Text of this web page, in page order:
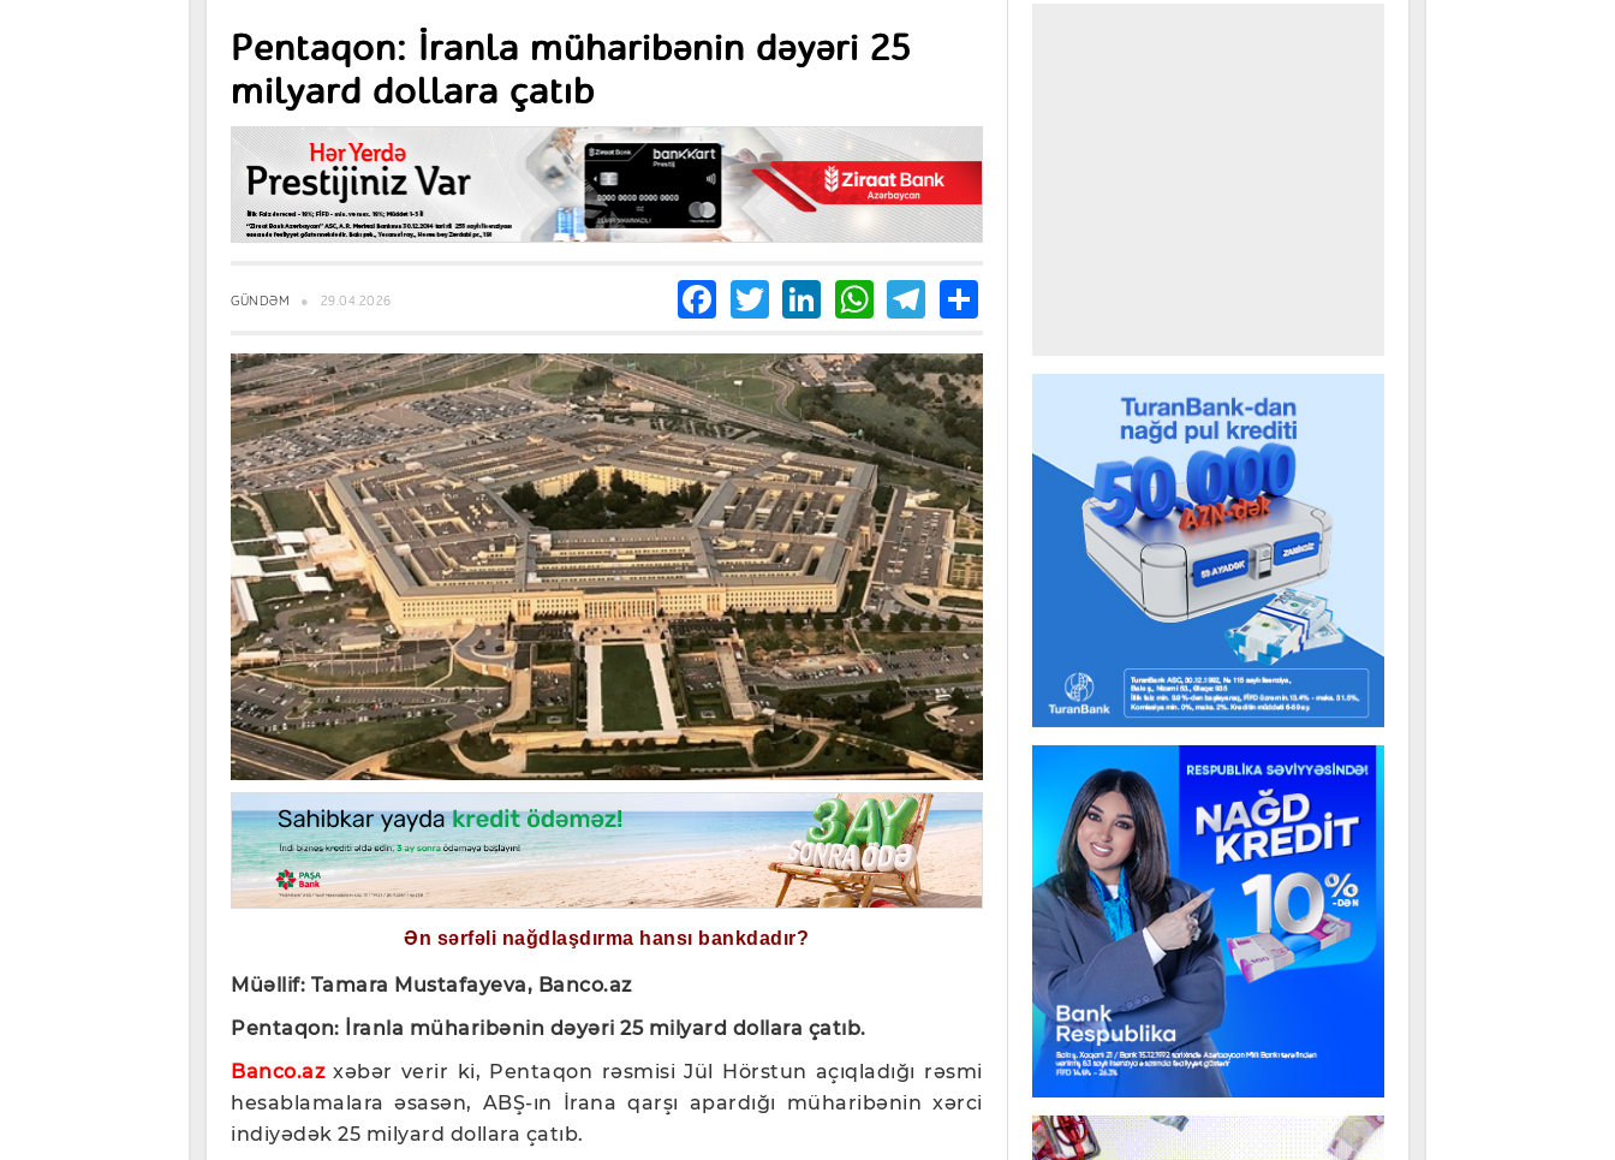
Pentaqon: İranla müharibənin dəyəri 25
milyard dollara çatıb
GÜNDƏM 29.04.2026 Facebook
TwitterLinkedIn
WhatsApp
Telegram
Share
Ən sərfəli nağdlaşdırma hansı bankdadır?
Müəllif: Tamara Mustafayeva, Banco.az
Pentaqon: İranla müharibənin dəyəri 25 milyard dollara çatıb.
Banco.az xəbər verir ki, Pentaqon rəsmisi Jül Hörstun açıqladığı rəsmi
hesablamalara əsasən, ABŞ-ın İrana qarşı apardığı müharibənin xərci
indiyədək 25 milyard dollara çatıb.